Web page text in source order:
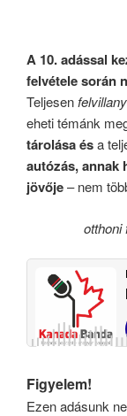
A 10. adással
felvétele során
Teljesen
eheti témánk
tárolása ésa
autózás, annak
jövője– nem
otthoni
Figyelem!
Ezen adásunk